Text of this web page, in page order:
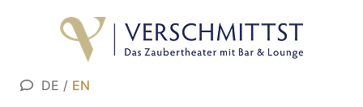
DE / EN